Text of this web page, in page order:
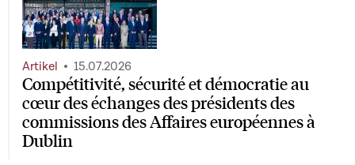
Compétitivité, sécurité et démocratie au
cœur des échanges des présidents des
commissions des Affaires européennes à
Dublin
Artikel 15.07.2026